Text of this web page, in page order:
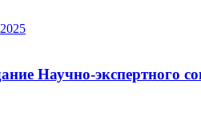
Научно-экспертного